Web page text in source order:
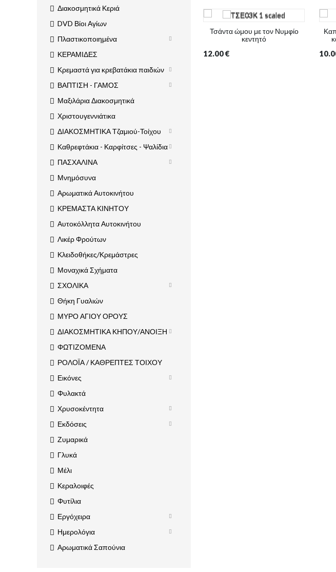
Τσάντα ώμου με τον Νυμφίο
κεντητό
12.00€
Διακοσμητικά Κεριά
DVD Βίοι Αγίων
Πλαστικοποιημένα
ΚΕΡΑΜΙΔΕΣ
Κρεμαστά για κρεβατάκια παιδιών
ΒΑΠΤΙΣΗ - ΓΑΜΟΣ
Μαξιλάρια Διακοσμητικά
Χριστουγεννιάτικα
ΔΙΑΚΟΣΜΗΤΙΚΑ Τζαμιού-Τοίχου
Καθρεφτάκια - Καρφίτσες - Ψαλίδια
ΠΑΣΧΑΛΙΝΑ
Μνημόσυνα
Αρωματικά Αυτοκινήτου
ΚΡΕΜΑΣΤΑ ΚΙΝΗΤΟΥ
Αυτοκόλλητα Αυτοκινήτου
Λικέρ Φρούτων
Κλειδοθήκες/Κρεμάστρες
Μοναχικά Σχήματα
ΣΧΟΛΙΚΑ
Θήκη Γυαλιών
ΜΥΡΟ ΑΓΙΟΥ ΟΡΟΥΣ
ΔΙΑΚΟΣΜΗΤΙΚΑ ΚΗΠΟΥ/ΑΝΟΙΞΗ
ΦΩΤΙΖΟΜΕΝΑ
ΡΟΛΟΪΑ / ΚΑΘΡΕΠΤΕΣ ΤΟΙΧΟΥ
Εικόνες
Φυλακτά
Χρυσοκέντητα
Εκδόσεις
Ζυμαρικά
Γλυκά
Μέλι
Κεραλοιφές
Φυτίλια
Εργόχειρα
Ημερολόγια
Αρωματικά Σαπούνια